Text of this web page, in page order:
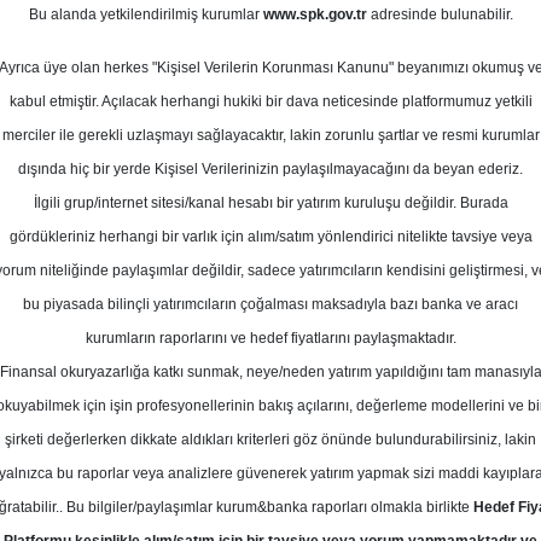
2025
Potansiyeli
Kurum Sayısı
2
1
Pazartesi, 27 Ocak 2025
Finansman AYDEM Hedef Fiyat
AYDEM - Aydem için
"endeks üstü getiri" olarak
Bu alanda yetkilendirilmiş kurumlar www.spk.gov.tradresinde bulunabilir.
Ayrıca üye olan herkes "Kişisel Verilerin Korunması Kanunu" beyanımızı okumuş ve
kabul etmiştir. Açılacak herhangi hukiki bir dava neticesinde platformumuz yetkili
merciler ile gerekli uzlaşmayı sağlayacaktır, lakin zorunlu şartlar ve resmi kurumlar
dışında hiç bir yerde Kişisel Verilerinizin paylaşılmayacağını da beyan ederiz.
İlgili grup/internet sitesi/kanal hesabı bir yatırım kuruluşu değildir. Burada
gördükleriniz herhangi bir varlık için alım/satım yönlendirici nitelikte tavsiye veya
niteliğinde paylaşımlar değildir, sadece yatırımcıların kendisini geliştirmesi,
bu piyasada bilinçli yatırımcıların çoğalması maksadıyla bazı banka ve aracı
kurumların raporlarını ve hedef fiyatlarını paylaşmaktadır.
Finansal okuryazarlığa katkı sunmak, neye/neden yatırım yapıldığını tam manasıyla
için işin profesyonellerinin bakış açılarını, değerleme modellerini ve
şirketi değerlerken dikkate aldıkları kriterleri göz önünde bulundurabilirsiniz, lakin
yalnızca bu raporlar veya analizlere güvenerek yatırım yapmak sizi maddi
Bu bilgiler/paylaşımlar kurum&banka raporları olmakla birlikte Hedef